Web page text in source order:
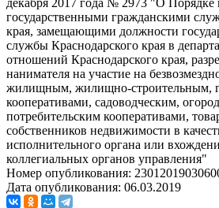
декабря 2017 года № 2973 "О Порядке
государственными гражданскими
края, замещающими должности
службы Краснодарского края в
отношений Краснодарского края,
нанимателя на участие на
жилищным, жилищно-строительным,
кооперативами, садоводческим,
потребительским кооперативами,
собственников недвижимости в
исполнительного органа или
коллегиальных органов управления"
Номер опубликования:
Дата опубликования: 06.03.2019